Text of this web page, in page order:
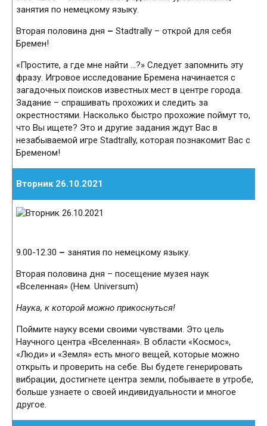
занятия по немецкому языку.
Вторая половина дня – Stadtrally – открой для себя
Бремен!
«Простите, а где мне найти …?» Следует запомнить эту
фразу. Игровое исследование Бремена начинается с
загадочных поисков известных мест в центре города.
Задание – спрашивать прохожих и следить за
окрестностями. Насколько быстро прохожие поймут то,
что Вы ищете? Это и другие задания ждут Вас в
незабываемой игре Stadtrally, которая познакомит Вас с
Бременом!
Вторник 26.10.2021
9.00-12.30 – занятия по немецкому языку.
Вторая половина дня – посещение музея наук
«Вселенная» (Нем. Universum)
Наука, к которой можно прикоснуться!
Поймите науку всеми своими чувствами. Это цель
Научного центра «Вселенная». В области «Космос»,
«Люди» и «Земля» есть много вещей, которые можно
открыть и проверить на себе. Вы будете генерировать
вибрации, достигнете центра земли, побываете в утробе,
больше узнаете о своей индивидуальности и многое
другое.